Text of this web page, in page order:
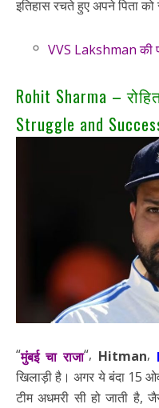
इतिहास रचते हुए अपने पिता को
VVS Lakshman की
Rohit Sharma –
Struggle and
“मुंबई चा राजा“, Hitman,
खिलाड़ी है। अगर ये बंदा 15
टीम अधमरी सी हो जाती है,